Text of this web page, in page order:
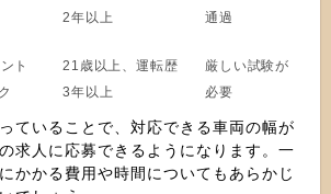
2年以上
通過
ト
21歳以上、運転歴
3年以上
厳しい試験が
必要
ていることで、対応できる車両の幅が
求人に応募できるようになります。一
かかる費用や時間についてもあらかじ